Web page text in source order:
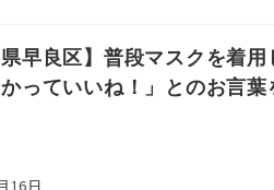
県早良区】普段マスクを着
っていいね！」とのお言葉
16日